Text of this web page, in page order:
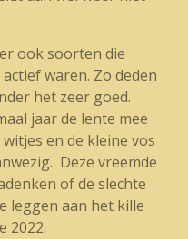
ook soorten die
waren. Zo deden
het zeer goed.
jaar de lente mee
en de kleine vos
Deze vreemde
of de slechte
leggen aan het kille
2022.